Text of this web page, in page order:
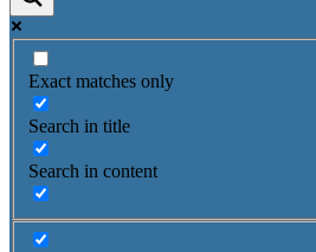
Exact matches only
Search in title
Search in content